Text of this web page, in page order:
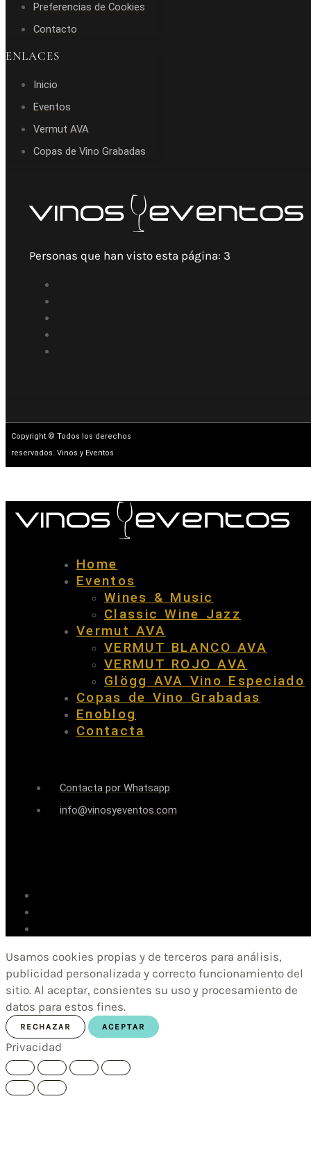
Preferencias de Cookies
Contacto
ENLACES
Inicio
Eventos
Vermut AVA
Copas de Vino Grabadas
Personas que han visto esta página: 3
Copyright © Todos los derechos
reservados. Vinos y Eventos
Home
Eventos
Wines & Music
Classic Wine Jazz
Vermut AVA
VERMUT BLANCO AVA
VERMUT ROJO AVA
Glögg AVA Vino Especiado
Copas de Vino Grabadas
Enoblog
Contacta
Contacta por Whatsapp
info@vinosyeventos.com
Usamos cookies propias y de terceros para análisis,
publicidad personalizada y correcto funcionamiento del
sitio. Al aceptar, consientes su uso y procesamiento de
datos para estos fines.
RECHAZAR ACEPTAR
Privacidad